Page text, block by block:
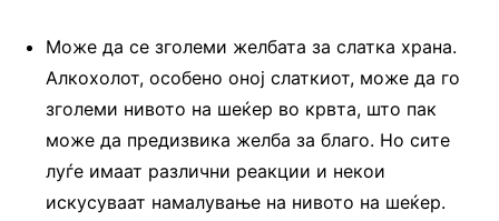
Може да се зголеми желбата за слатка храна.
Алкохолот, особено оној слаткиот, може да го
зголеми нивото на шеќер во крвта, што пак
може да предизвика желба за благо. Но сите
луѓе имаат различни реакции и некои
искусуваат намалување на нивото на шеќер.